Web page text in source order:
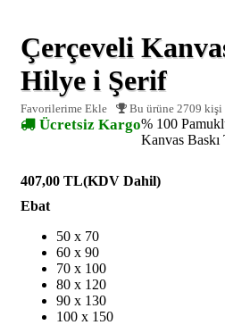
Çerçeveli
Hilye i Şerif
Favorilerime Ekle Bu ürüne 2709 kişi
Ücretsiz Kargo% 100
Kanvas Baskı
407,00 TL(KDV Dahil)
Ebat
50 x 70
60 x 90
70 x 100
80 x 120
90 x 130
100 x 150